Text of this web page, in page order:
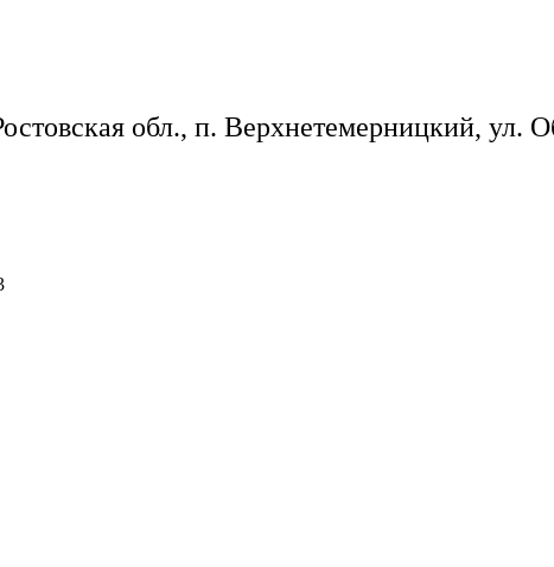
обл., п. Верхнетемерницкий, ул.